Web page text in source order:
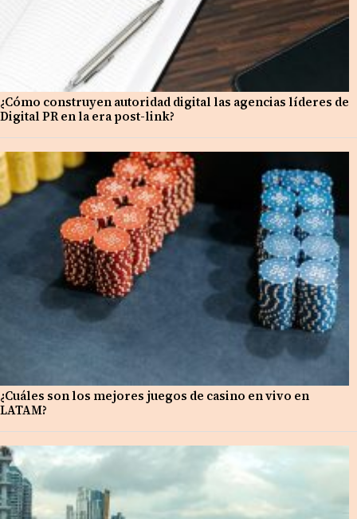
¿Cómo construyen autoridad digital las agencias líderes de
Digital PR en la era post-link?
¿Cuáles son los mejores juegos de casino en vivo en
LATAM?